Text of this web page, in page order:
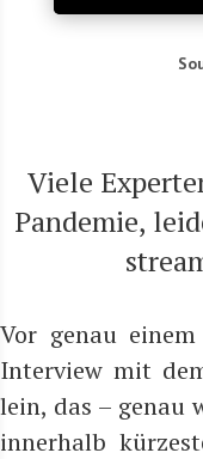
Vie­le
Pan­de­mie,
Vor genau
Inter­view mit
lein, das – genau
inner­halb